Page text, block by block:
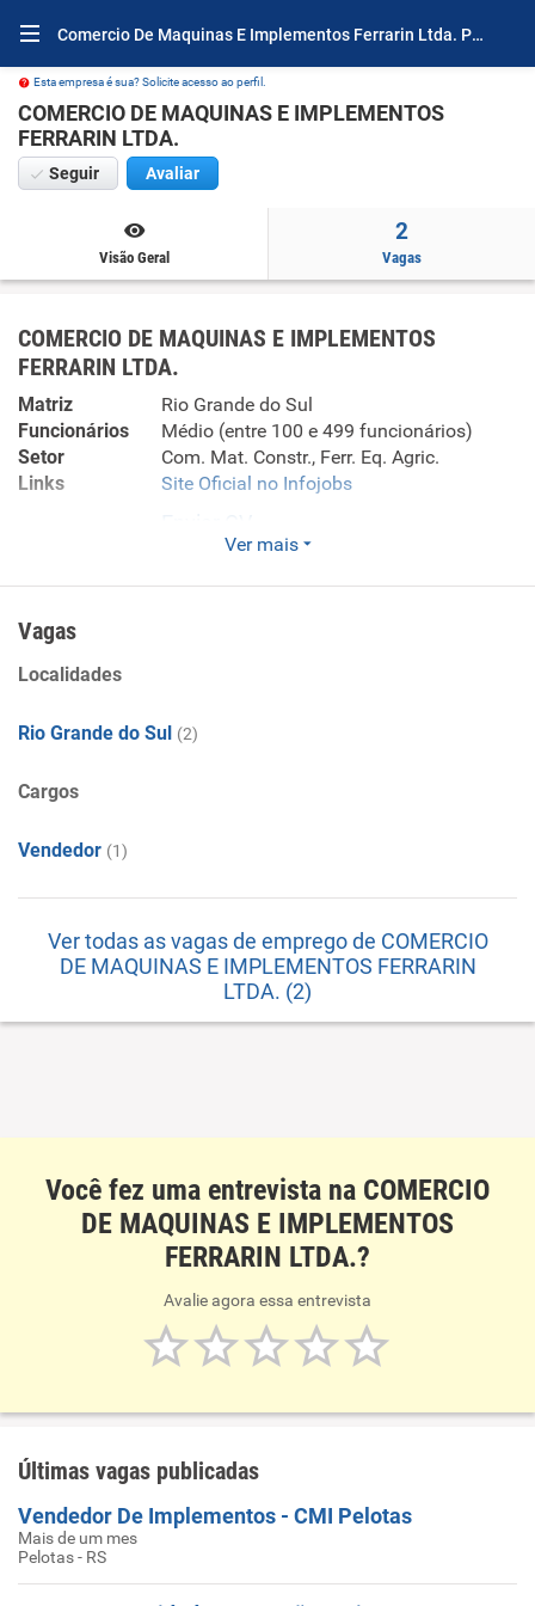
Comercio De Maquinas E Implementos Ferrarin Ltda. Por Dentro
Esta empresa é sua? Solicite acesso ao perfil.
COMERCIO DE MAQUINAS E IMPLEMENTOS
FERRARIN LTDA.
Seguir Avaliar
Visão Geral
2
Vagas
COMERCIO DE MAQUINAS E IMPLEMENTOS
FERRARIN LTDA.
Matriz
Rio Grande do Sul
Funcionários
Médio (entre 100 e 499 funcionários)
Setor
Com. Mat. Constr., Ferr. Eq. Agric.
Links
Site Oficial no Infojobs
Ver mais
Vagas
Localidades
Rio Grande do Sul (2)
Cargos
Vendedor (1)
Ver todas as vagas de emprego de COMERCIO
DE MAQUINAS E IMPLEMENTOS FERRARIN
LTDA. (2)
Você fez uma entrevista na COMERCIO
DE MAQUINAS E IMPLEMENTOS
FERRARIN LTDA.?
Avalie agora essa entrevista
Últimas vagas publicadas
Vendedor De Implementos - CMI Pelotas
Mais de um mes
Pelotas - RS